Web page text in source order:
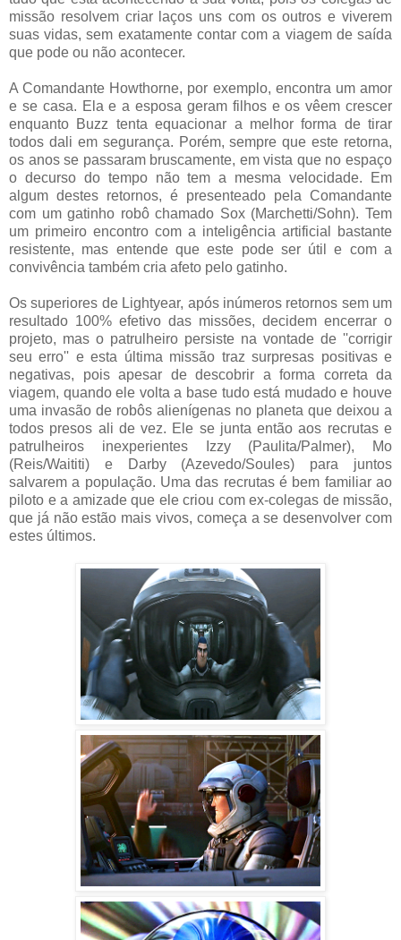
missão resolvem criar laços uns com os outros e viverem
suas vidas, sem exatamente contar com a viagem de saída
que pode ou não acontecer.
A Comandante Howthorne, por exemplo, encontra um amor
e se casa. Ela e a esposa geram filhos e os vêem crescer
enquanto Buzz tenta equacionar a melhor forma de tirar
todos dali em segurança. Porém, sempre que este retorna,
os anos se passaram bruscamente, em vista que no espaço
o decurso do tempo não tem a mesma velocidade. Em
algum destes retornos, é presenteado pela Comandante
com um gatinho robô chamado Sox (Marchetti/Sohn). Tem
um primeiro encontro com a inteligência artificial bastante
resistente, mas entende que este pode ser útil e com a
convivência também cria afeto pelo gatinho.
Os superiores de Lightyear, após inúmeros retornos sem um
resultado 100% efetivo das missões, decidem encerrar o
projeto, mas o patrulheiro persiste na vontade de ''corrigir
seu erro'' e esta última missão traz surpresas positivas e
negativas, pois apesar de descobrir a forma correta da
viagem, quando ele volta a base tudo está mudado e houve
uma invasão de robôs alienígenas no planeta que deixou a
todos presos ali de vez. Ele se junta então aos recrutas e
patrulheiros inexperientes Izzy (Paulita/Palmer), Mo
(Reis/Waititi) e Darby (Azevedo/Soules) para juntos
salvarem a população. Uma das recrutas é bem familiar ao
piloto e a amizade que ele criou com ex-colegas de missão,
que já não estão mais vivos, começa a se desenvolver com
estes últimos.